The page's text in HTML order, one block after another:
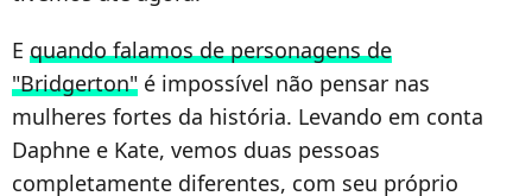
E quando falamos de personagens de
"Bridgerton" é impossível não pensar nas
mulheres fortes da história. Levando em conta
Daphne e Kate, vemos duas pessoas
completamente diferentes, com seu próprio